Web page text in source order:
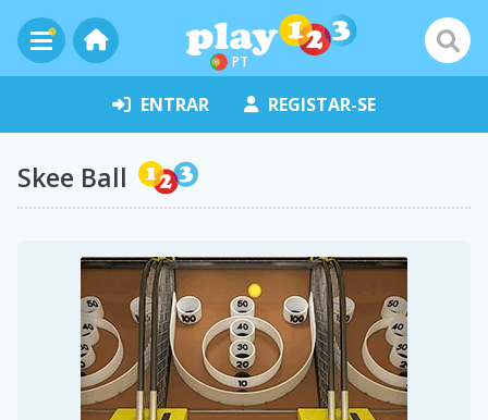
PT
ENTRAR REGISTAR-SE
Skee Ball